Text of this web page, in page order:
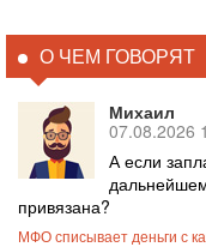
О ЧЕМ ГОВОРЯТ
Михаил
07.08.2026
А если
привязана?
МФО списывает деньги с